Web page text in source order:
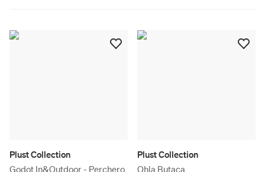
Plust Collection
Godot In&Outdoor - Perchero
Plust Collection
Ohla Butaca